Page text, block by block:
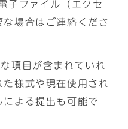
子ファイル（エクセ
な場合はご連絡くださ
項目が含まれていれ
様式や現在使用され
よる提出も可能で